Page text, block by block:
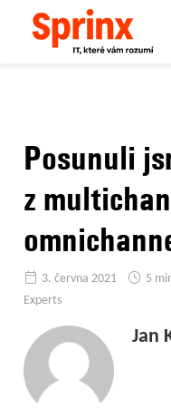
Posunuli jsme naši
Posunuli
z
3. června 2021 5
Experts
Jan